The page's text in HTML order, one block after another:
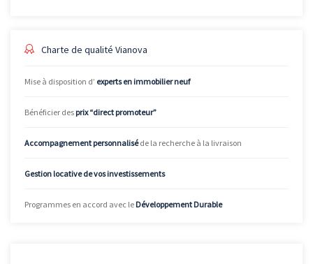
Charte de qualité Vianova
Mise à disposition d’ experts en immobilier neuf
Bénéficier des prix “direct promoteur”
Accompagnement personnaliséde la recherche à la livraison
Gestion locative de vos investissements
Programmes en accord avec le Développement Durable